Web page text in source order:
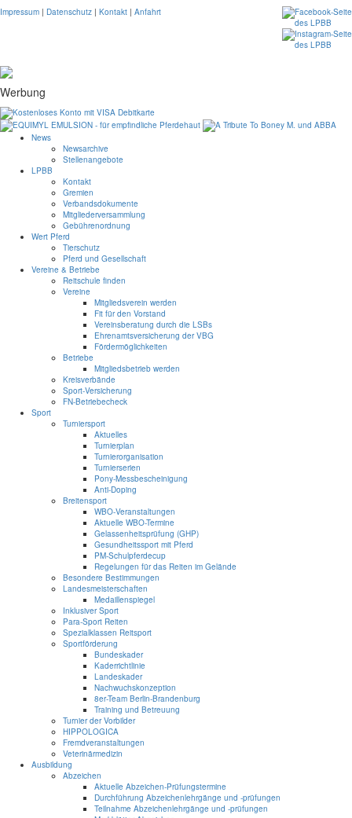
Impressum | Datenschutz | Kontakt | Anfahrt
Werbung
News
Newsarchive
Stellenangebote
LPBB
Kontakt
Gremien
Verbandsdokumente
Mitgliederversammlung
Gebührenordnung
Wert Pferd
Tierschutz
Pferd und Gesellschaft
Vereine & Betriebe
Reitschule finden
Vereine
Mitgliedsverein werden
Fit für den Vorstand
Vereinsberatung durch die LSBs
Ehrenamtsversicherung der VBG
Fördermöglichkeiten
Betriebe
Mitgliedsbetrieb werden
Kreisverbände
Sport-Versicherung
FN-Betriebecheck
Sport
Turniersport
Aktuelles
Turnierplan
Turnierorganisation
Turnierserien
Pony-Messbescheinigung
Anti-Doping
Breitensport
WBO-Veranstaltungen
Aktuelle WBO-Termine
Gelassenheitsprüfung (GHP)
Gesundheitssport mit Pferd
PM-Schulpferdecup
Regelungen für das Reiten im Gelände
Besondere Bestimmungen
Landesmeisterschaften
Medaillenspiegel
Inklusiver Sport
Para-Sport Reiten
Spezialklassen Reitsport
Sportförderung
Bundeskader
Kaderrichtlinie
Landeskader
Nachwuchskonzeption
8er-Team Berlin-Brandenburg
Training und Betreuung
Turnier der Vorbilder
HIPPOLOGICA
Fremdveranstaltungen
Veterinärmedizin
Ausbildung
Abzeichen
Aktuelle Abzeichen-Prüfungstermine
Durchführung Abzeichenlehrgänge und -prüfungen
Teilnahme Abzeichenlehrgänge und -prüfungen